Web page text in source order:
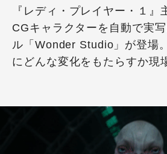
『レディ・プレイヤー・１』
CGキャラクターを自動で実
ル「Wonder Studio」が登場
にどんな変化をもたらすか現